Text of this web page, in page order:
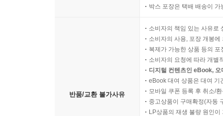
제5장에서는 국민연금 개혁에서의 법률적 쟁
구조개혁 방안의 타당성을 살펴보고 단점을
우리나라 공적연금제도의 쟁점에 대해 논의
신뢰보호원칙, 과잉금지원칙 등을 고려해야 한
대한 헌법재판소의 판례가 중요한 참고자료로
수단이다. 재산권을 침해하더라도 신뢰침해를 최
박스 포장은 택배 배송이
반품/교환 불가사유
소비자의 책임 있는 사유로
소비자의 사용, 포장 개봉
복제가 가능한 상품 등의
소비자의 요청에 따라 개별
디지털 컨텐츠인 eBook,
eBook 대여 상품은 대여 기
모바일 쿠폰 등록 후 취소/
중고상품이 구매확정(자동
LP상품의 재생 불량 원인